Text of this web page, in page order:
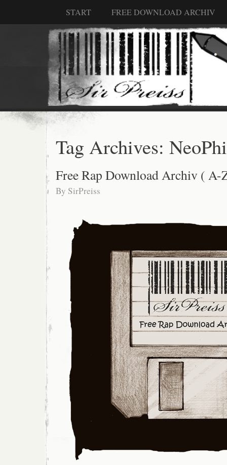
START FREE DOWNLOAD ARCHIV
Tag Archives:
Free Rap Download Archiv ( A-
By SirPreiss